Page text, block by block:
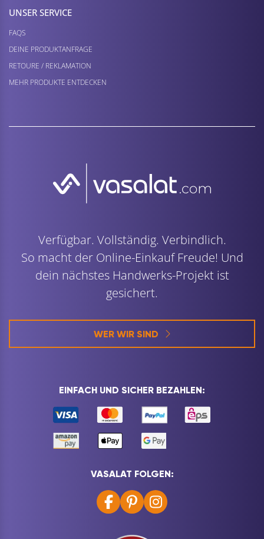
UNSER SERVICE
FAQS
DEINE PRODUKTANFRAGE
RETOURE / REKLAMATION
MEHR PRODUKTE ENTDECKEN
Verfügbar. Vollständig. Verbindlich.
So macht der Online-Einkauf Freude! Und
dein nächstes Handwerks-Projekt ist
gesichert.
WER WIR SIND
EINFACH UND SICHER BEZAHLEN:
VASALAT FOLGEN: